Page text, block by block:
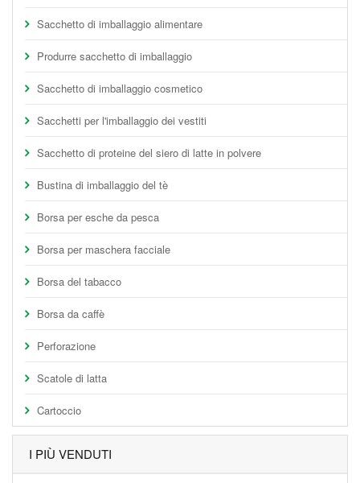
Sacchetto di imballaggio alimentare
Produrre sacchetto di imballaggio
Sacchetto di imballaggio cosmetico
Sacchetti per l'imballaggio dei vestiti
Sacchetto di proteine del siero di latte in polvere
Bustina di imballaggio del tè
Borsa per esche da pesca
Borsa per maschera facciale
Borsa del tabacco
Borsa da caffè
Perforazione
Scatole di latta
Cartoccio
I PIÙ VENDUTI